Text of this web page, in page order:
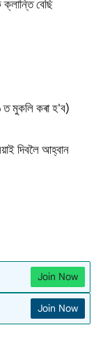
বেছি
ত মুকলি কৰা হ'ব)
দিবলৈ আহ্বান
Join Now
Join Now